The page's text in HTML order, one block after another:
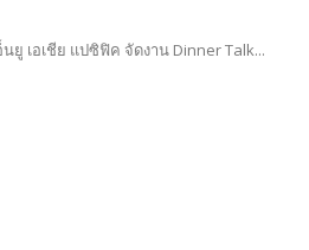
ยู เอเชีย แปซิฟิค จัดงาน Dinner Talk...